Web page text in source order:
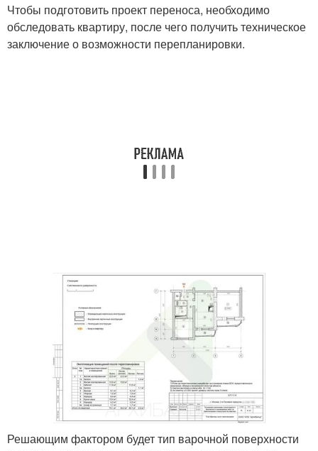
Чтобы подготовить проект переноса, необходимо
обследовать квартиру, после чего получить техническое
заключение о возможности перепланировки.
Решающим фактором будет тип варочной поверхности